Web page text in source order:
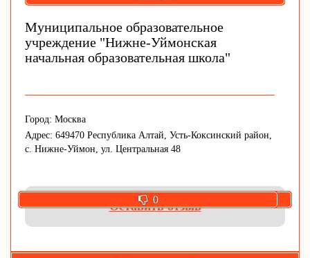
Муниципальное образовательное
учреждение "Нижне-Уймонская
начальная образовательная школа"
Город: Москва
Адрес: 649470 Республика Алтай, Усть-Коксинский район,
с. Нижне-Уймон, ул. Центральная 48
Оставить отзыв
0